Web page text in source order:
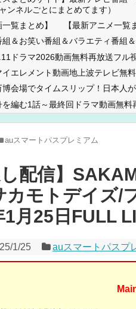
ンネルごとにまとめてます）
覧まとめ】
【最新アニメ一覧
組＆お笑い番組＆バラエティ番組
ドラマ2026動画無料再放送フ
イエレメント動画地上波テレビ無
博会場でタイムスリップ！日本人
を編む1話～最終回ドラマ動画無
auスマートパスプレミアム
し配信】
カモトデイズ/
1月25日FULL
1/25 auスマートパスプ